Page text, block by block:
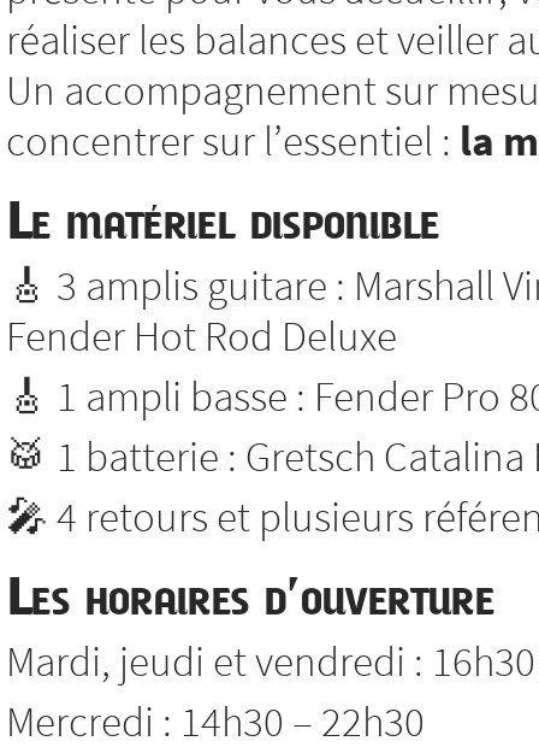
réaliser les balances et veiller
Un accompagnement sur
concentrer sur l’essentiel : la
Le matériel disponible
🎸 3 amplis guitare : Marshall
Fender Hot Rod Deluxe
🎸 1 ampli basse : Fender Pro
🥁 1 batterie : Gretsch Catalina
🎤 4 retours et plusieurs
Les horaires d’ouverture
Mardi, jeudi et vendredi :
Mercredi : 14h30 – 22h30